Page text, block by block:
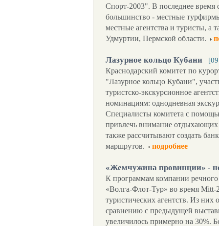
Спорт-2003". В последнее время
большинство - местные
местные агентства и туристы, а
Удмуртии, Пермской области.
Лазурное кольцо Кубани
Краснодарский комитет по
"Лазурное кольцо Кубани",
туристско-экскурсионное
номинациям: однодневная
Специалисты комитета с
привлечь внимание отдыхающих
также рассчитывают создать
маршрутов.
подробнее
«Жемчужина провинции» -
К программам компании речного
«Волга-Флот-Тур» во время Mitt-
туристических агентств. Из
сравнению с предыдущей
увеличилось примерно на 30%.